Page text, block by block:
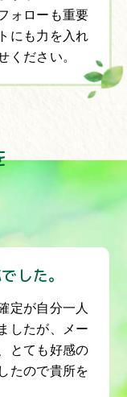
ォローも重要
にも力を入れ
ください。
した。
定が自分一人
したが、メー
とても好感の
たので貴所を